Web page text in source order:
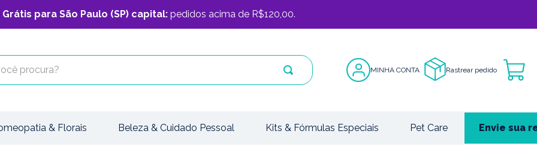
para São Paulo (SP) capital: pedidos acima de R$120,00.
procura?
MINHA CONTA Rastrear pedido
& Florais Beleza & Cuidado Pessoal Kits & Fórmulas Especiais Pet Care Envie sua